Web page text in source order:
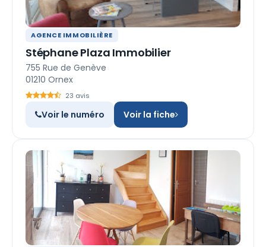
AGENCE IMMOBILIÈRE
Stéphane Plaza Immobilier
755 Rue de Genève
01210 Ornex
23 avis
Voir le numéro Voir la fiche